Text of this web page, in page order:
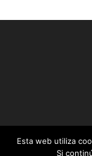
653
Esta web utiliza
Si